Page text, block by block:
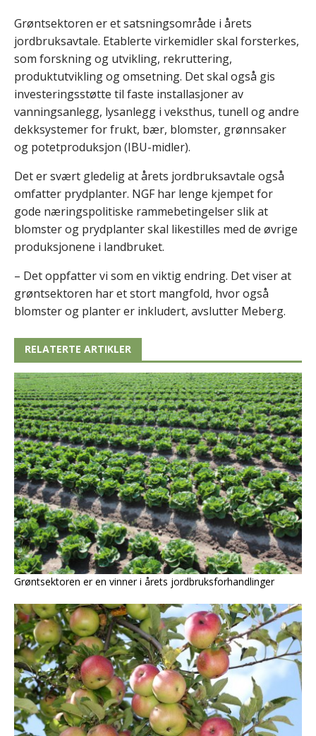
Grøntsektoren er et satsningsområde i årets
jordbruksavtale. Etablerte virkemidler skal forsterkes,
som forskning og utvikling, rekruttering,
produktutvikling og omsetning. Det skal også gis
investeringsstøtte til faste installasjoner av
vanningsanlegg, lysanlegg i veksthus, tunell og andre
dekksystemer for frukt, bær, blomster, grønnsaker
og potetproduksjon (IBU-midler).
Det er svært gledelig at årets jordbruksavtale også
omfatter prydplanter. NGF har lenge kjempet for
gode næringspolitiske rammebetingelser slik at
blomster og prydplanter skal likestilles med de øvrige
produksjonene i landbruket.
– Det oppfatter vi som en viktig endring. Det viser at
grøntsektoren har et stort mangfold, hvor også
blomster og planter er inkludert, avslutter Meberg.
RELATERTE ARTIKLER
Grøntsektoren er en vinner i årets jordbruksforhandlinger